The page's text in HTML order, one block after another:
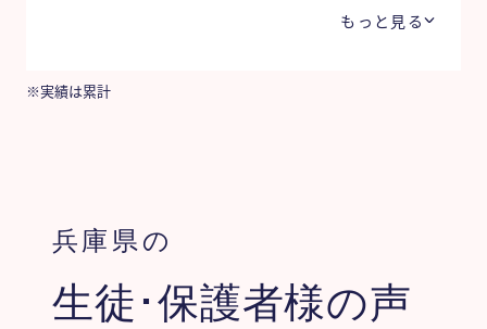
神戸女学院大学、兵庫教育大学、大阪大学、
もっと見る
※実績は累計
兵庫県の
生徒･保護者様の声